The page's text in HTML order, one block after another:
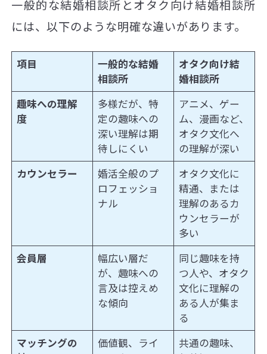
一般的な結婚相談所とオタク向け結婚相談所
には、以下のような明確な違いがあります。
項目
一般的な結婚
相談所
オタク向け結
婚相談所
趣味への理解
度
多様だが、特
定の趣味への
深い理解は期
待しにくい
アニメ、ゲー
ム、漫画など、
オタク文化へ
の理解が深い
カウンセラー
婚活全般のプ
ロフェッショ
ナル
オタク文化に
精通、または
理解のあるカ
ウンセラーが
多い
会員層
幅広い層だ
が、趣味への
言及は控えめ
な傾向
同じ趣味を持
つ人や、オタク
文化に理解の
ある人が集ま
る
マッチングの
価値観、ライ
共通の趣味、